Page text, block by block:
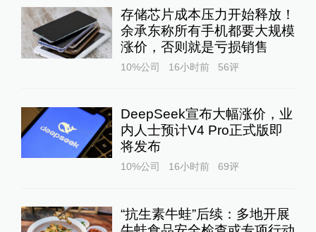
存储芯片成本压力开始释放！
余承东称所有手机都要大规模
涨价，否则就是亏损销售
10%公司 16小时前 56评
DeepSeek宣布大幅涨价，业
内人士预计V4 Pro正式版即
将发布
10%公司 16小时前 69评
“抗生素牛蛙”后续：多地开展